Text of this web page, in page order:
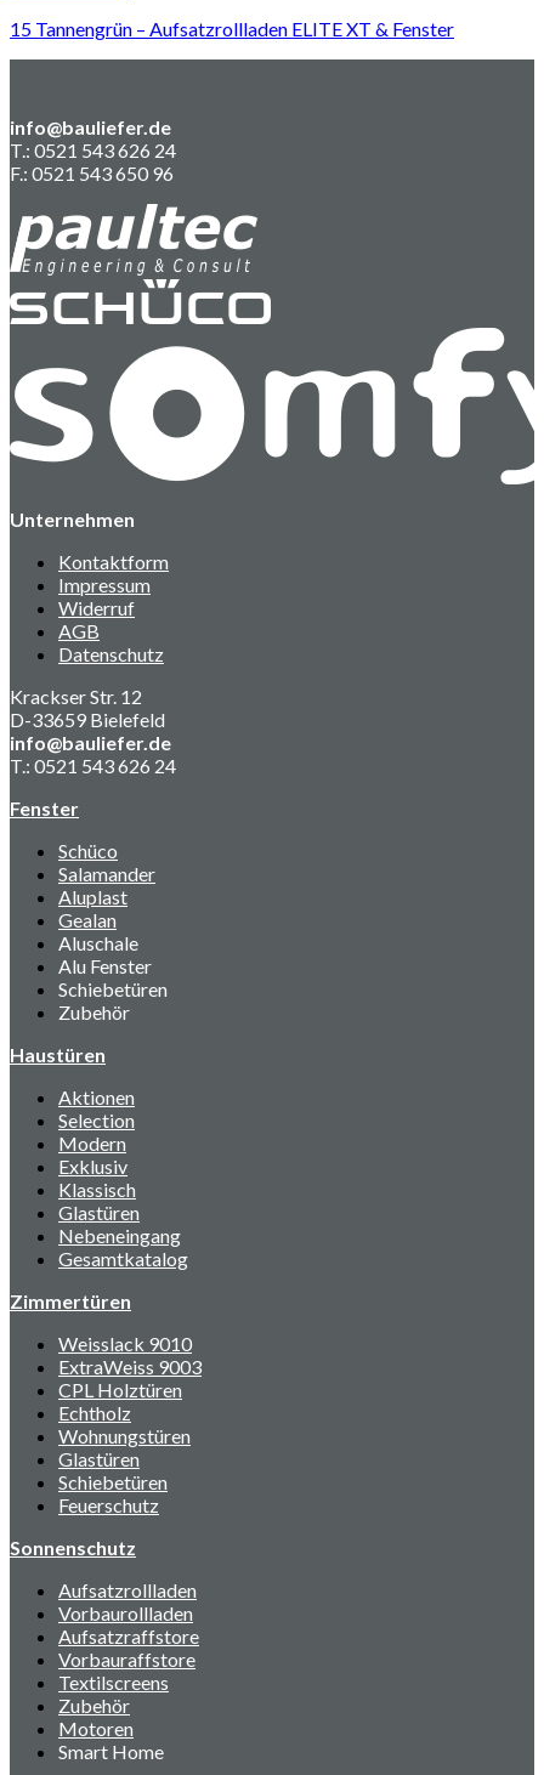
15 Tannengrün – Aufsatzrollladen ELITE XT & Fenster
info@bauliefer.de
T.: 0521 543 626 24
F.: 0521 543 650 96
Unternehmen
Kontaktform
Impressum
Widerruf
AGB
Datenschutz
Krackser Str. 12
D-33659 Bielefeld
info@bauliefer.de
T.: 0521 543 626 24
Fenster
Schüco
Salamander
Aluplast
Gealan
Aluschale
Alu Fenster
Schiebetüren
Zubehör
Haustüren
Aktionen
Selection
Modern
Exklusiv
Klassisch
Glastüren
Nebeneingang
Gesamtkatalog
Zimmertüren
Weisslack 9010
ExtraWeiss 9003
CPL Holztüren
Echtholz
Wohnungstüren
Glastüren
Schiebetüren
Feuerschutz
Sonnenschutz
Aufsatzrollladen
Vorbaurollladen
Aufsatzraffstore
Vorbauraffstore
Textilscreens
Zubehör
Motoren
Smart Home